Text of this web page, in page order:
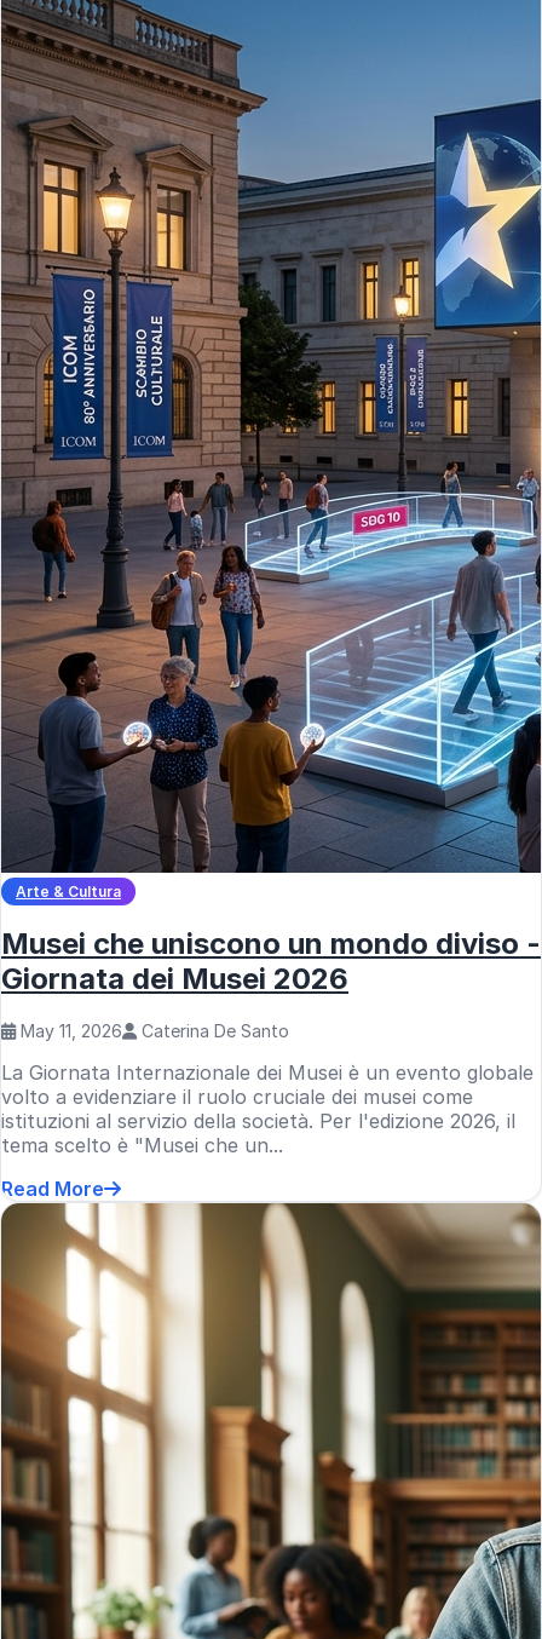
Arte & Cultura
Musei che uniscono un mondo diviso -
Giornata dei Musei 2026
May 11, 2026 Caterina De Santo
La Giornata Internazionale dei Musei è un evento globale
volto a evidenziare il ruolo cruciale dei musei come
istituzioni al servizio della società. Per l'edizione 2026, il
tema scelto è "Musei che un...
Read More